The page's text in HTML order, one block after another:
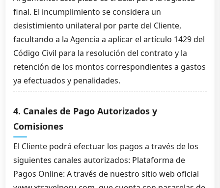
final. El incumplimiento se considera un
desistimiento unilateral por parte del Cliente,
facultando a la Agencia a aplicar el artículo 1429 del
Código Civil para la resolución del contrato y la
retención de los montos correspondientes a gastos
ya efectuados y penalidades.
4. Canales de Pago Autorizados y
Comisiones
El Cliente podrá efectuar los pagos a través de los
siguientes canales autorizados: Plataforma de
Pagos Online: A través de nuestro sitio web oficial